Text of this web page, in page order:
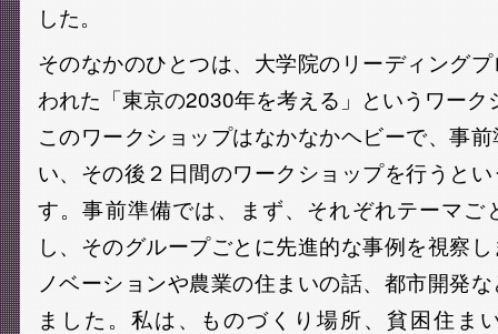
した。
そのなかのひとつは、大学院のリーディング
われた「東京の2030年を考える」というワーク
このワークショップはなかなかヘビーで、事
い、その後２日間のワークショップを行うと
す。事前準備では、まず、それぞれテーマご
し、そのグループごとに先進的な事例を視察
ノベーションや農業の住まいの話、都市開発
ました。私は、ものづくり場所、貧困住ま